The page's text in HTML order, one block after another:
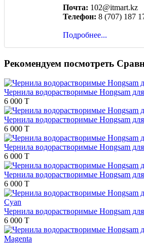
Почта: 102@itmart.kz
Телефон: 8 (707) 187
Подробнее...
Рекомендуем посмотреть
Чернила водорастворимые Hongsam
6 000 T
Чернила водорастворимые Hongsam
6 000 T
Чернила водорастворимые Hongsam
6 000 T
Чернила водорастворимые Hongsam
6 000 T
Чернила водорастворимые Hongsam
6 000 T